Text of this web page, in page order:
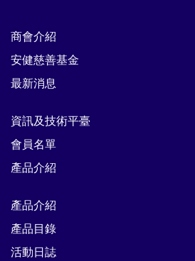
商會介紹
安健慈善基金
最新消息
資訊及技術平臺
會員名單
產品介紹
產品介紹
產品目錄
活動日誌